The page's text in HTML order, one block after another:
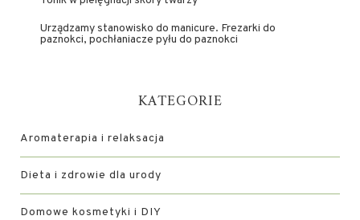
Urządzamy stanowisko do manicure. Frezarki do
paznokci, pochłaniacze pyłu do paznokci
KATEGORIE
Aromaterapia i relaksacja
Dieta i zdrowie dla urody
Domowe kosmetyki i DIY